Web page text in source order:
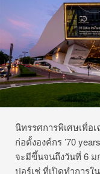
นิทรรศการพิเศษเพื่อ
ก่อตั้งองค์กร ’70
จะมีขึ้นจนถึงวันที่ 6
ปอร์เช่ ที่เปิดทำการ